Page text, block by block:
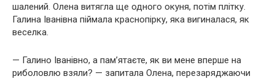
шалений. Олена витягла ще одного окуня, потім плітку.
Галина Іванівна піймала краснопірку, яка вигиналася, як
веселка.
— Галино Іванівно, а пам’ятаєте, як ви мене вперше на
риболовлю взяли? — запитала Олена, перезаряджаючи